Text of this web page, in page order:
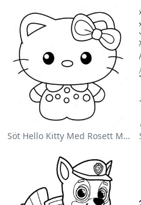
Söt Hello Kitty Med Rosett Målarbild